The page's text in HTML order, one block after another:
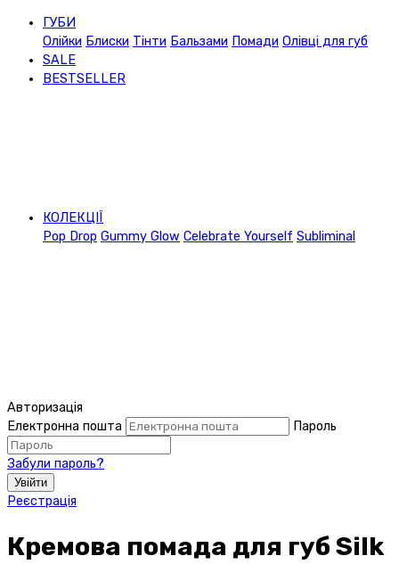
ГУБИ
Олійки Блиски Тінти Бальзами Помади Олівці для губ
SALE
BESTSELLER
КОЛЕКЦІЇ
Pop Drop Gummy Glow Celebrate Yourself Subliminal
Авторизація
Електронна пошта
Пароль
Забули пароль?
Увійти
Реєстрація
Кремова помада для губ Silk